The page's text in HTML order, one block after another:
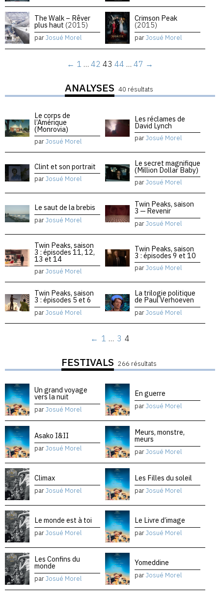
The Walk – Rêver
plus haut (2015)
parJosué Morel
Crimson Peak
(2015)
parJosué Morel
← 1 … 42 43 44 … 47 →
ANALYSES 40 résultats
Le corps de
l’Amérique
(Monrovia)
parJosué Morel
Les réclames de
David Lynch
parJosué Morel
Clint et son portrait
parJosué Morel
Le secret magnifique
(Million Dollar Baby)
parJosué Morel
Le saut de la brebis
parJosué Morel
Twin Peaks, saison
3 — Revenir
parJosué Morel
Twin Peaks, saison
3 : épisodes 11, 12,
13 et 14
parJosué Morel
Twin Peaks, saison
3 : épisodes 9 et 10
parJosué Morel
Twin Peaks, saison
3 : épisodes 5 et 6
parJosué Morel
La trilogie politique
de Paul Verhoeven
parJosué Morel
← 1 … 3 4
FESTIVALS 266 résultats
Un grand voyage
vers la nuit
parJosué Morel
En guerre
parJosué Morel
Asako I&II
parJosué Morel
Meurs, monstre,
meurs
parJosué Morel
Climax
parJosué Morel
Les Filles du soleil
parJosué Morel
Le monde est à toi
parJosué Morel
Le Livre d’image
parJosué Morel
Les Confins du
monde
parJosué Morel
Yomeddine
parJosué Morel